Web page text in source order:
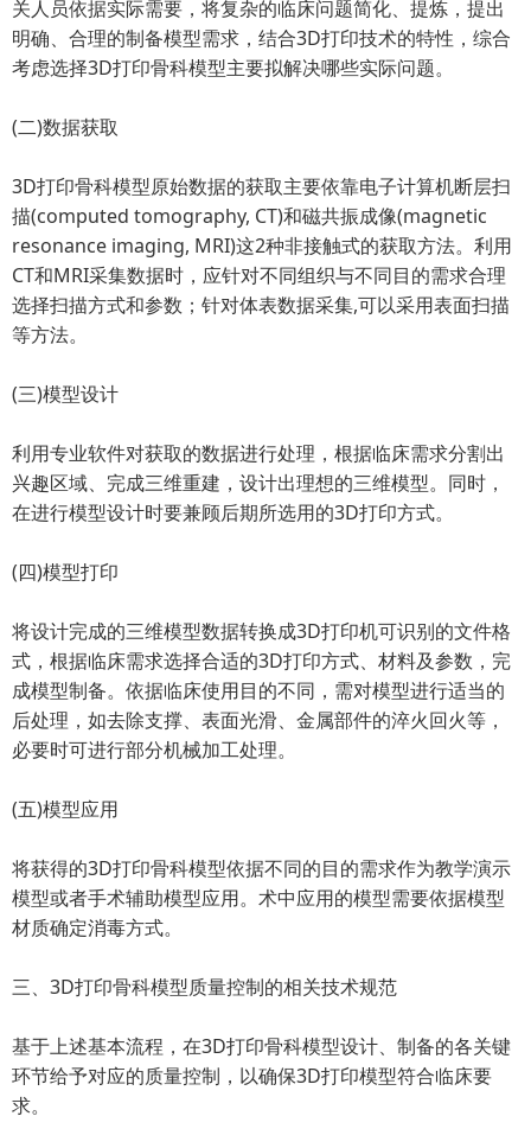
关人员依据实际需要，将复杂的临床问题简化、提炼，提出
明确、合理的制备模型需求，结合3D打印技术的特性，综合
考虑选择3D打印骨科模型主要拟解决哪些实际问题。
(二)数据获取
3D打印骨科模型原始数据的获取主要依靠电子计算机断层扫
描(computed tomography, CT)和磁共振成像(magnetic
resonance imaging, MRI)这2种非接触式的获取方法。利用
CT和MRI采集数据时，应针对不同组织与不同目的需求合理
选择扫描方式和参数；针对体表数据采集,可以采用表面扫描
等方法。
(三)模型设计
利用专业软件对获取的数据进行处理，根据临床需求分割出
兴趣区域、完成三维重建，设计出理想的三维模型。同时，
在进行模型设计时要兼顾后期所选用的3D打印方式。
(四)模型打印
将设计完成的三维模型数据转换成3D打印机可识别的文件格
式，根据临床需求选择合适的3D打印方式、材料及参数，完
成模型制备。依据临床使用目的不同，需对模型进行适当的
后处理，如去除支撑、表面光滑、金属部件的淬火回火等，
必要时可进行部分机械加工处理。
(五)模型应用
将获得的3D打印骨科模型依据不同的目的需求作为教学演示
模型或者手术辅助模型应用。术中应用的模型需要依据模型
材质确定消毒方式。
三、3D打印骨科模型质量控制的相关技术规范
基于上述基本流程，在3D打印骨科模型设计、制备的各关键
环节给予对应的质量控制，以确保3D打印模型符合临床要
求。